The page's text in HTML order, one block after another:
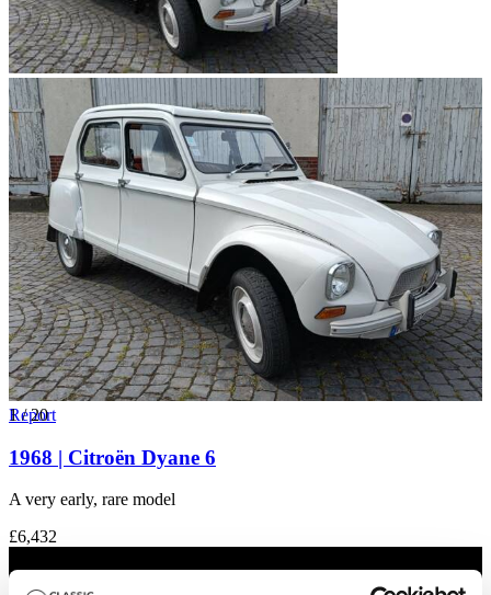
1/20
Report
1968 | Citroën Dyane 6
A very early, rare model
£6,432